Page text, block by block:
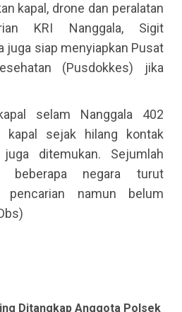
kapal, drone dan peralatan
KRI Nanggala, Sigit
juga siap menyiapkan Pusat
(Pusdokkes) jika
selam Nanggala 402
kapal sejak hilang kontak
ditemukan. Sejumlah
beberapa negara turut
pencarian namun belum
Ditangkap Anggota Polsek